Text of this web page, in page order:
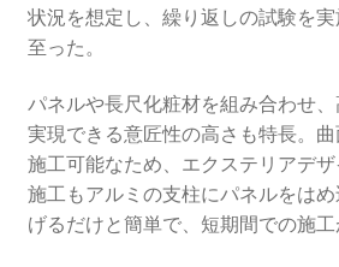
状況を想定し、繰り返しの試験を
至った。
パネルや長尺化粧材を組み合わせ
実現できる意匠性の高さも特長。
施工可能なため、エクステリアデザ
施工もアルミの支柱にパネルをは
げるだけと簡単で、短期間での施工